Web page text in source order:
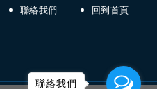
聯絡我們 回到首頁
聯絡我們